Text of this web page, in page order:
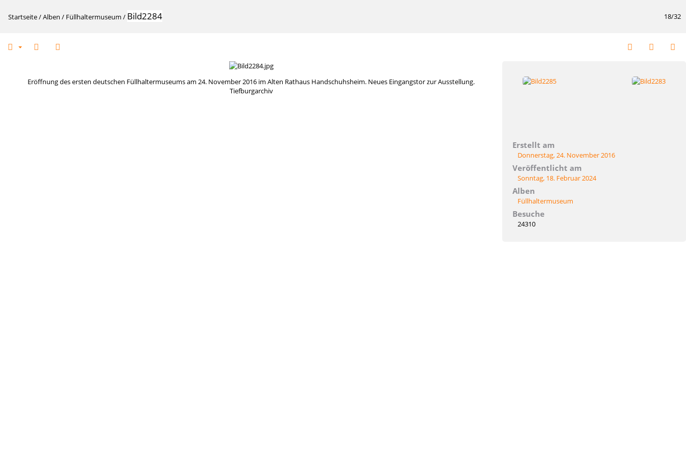
18/32
Startseite/Alben / Füllhaltermuseum / Bild2284
Eröffnung des ersten deutschen Füllhaltermuseums am 24. November 2016 im Alten Rathaus Handschuhsheim. Neues Eingangstor zur Ausstellung.
Tiefburgarchiv
Erstellt am
Donnerstag, 24. November 2016
Veröffentlicht am
Sonntag, 18. Februar 2024
Alben
Füllhaltermuseum
Besuche
24310